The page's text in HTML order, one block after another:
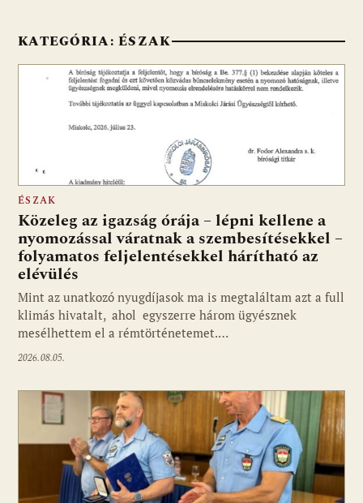
KATEGÓRIA:ÉSZAK
ÉSZAK
Közeleg az igazság órája – lépni kellene a
nyomozással váratnak a szembesítésekkel –
folyamatos feljelentésekkel hárítható az
elévülés
Mint az unatkozó nyugdíjasok ma is megtaláltam azt a full
klimás hivatalt, ahol egyszerre három ügyésznek
mesélhettem el a rémtörténetemet.…
2026.08.05.